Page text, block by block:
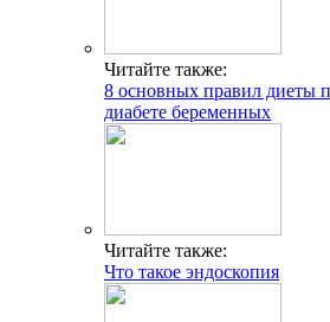
Читайте также:
8 основных правил диеты
диабете беременных
Читайте также:
Что такое эндоскопия